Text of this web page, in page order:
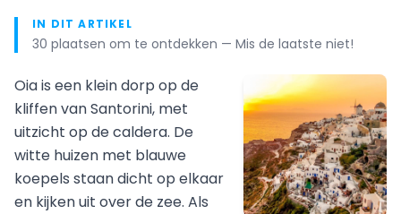
IN DIT ARTIKEL
30 plaatsen om te ontdekken — Mis de laatste niet!
Oia is een klein dorp op de
kliffen van Santorini, met
uitzicht op de caldera. De
witte huizen met blauwe
koepels staan dicht op elkaar
en kijken uit over de zee. Als